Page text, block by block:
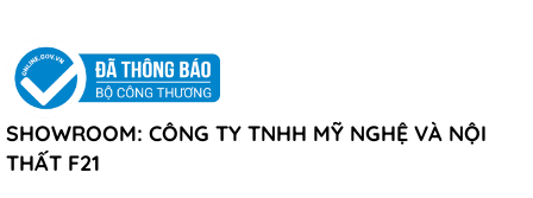
SHOWROOM: CÔNG TY TNHH MỸ NGHỆ VÀ NỘI
THẤT F21